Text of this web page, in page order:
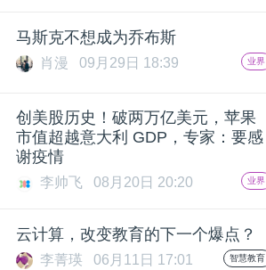
中
心
GAIR
专
马斯克不想成为乔布斯
肖漫 09月29日 18:39 业界
创美股历史！破两万亿美元，苹果
市值超越意大利 GDP，专家：要感
谢疫情
李帅飞 08月20日 20:20 业界
云计算，改变教育的下一个爆点？
李菁瑛 06月11日 17:01 智慧教育